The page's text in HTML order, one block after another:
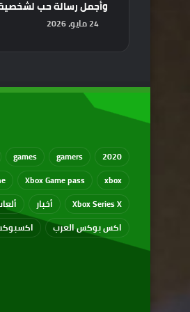
وأجمل رسالة حب لشخصية
24 مايو، 2026
2020
gamers
games
xbox
Xbox Game pass
Xbox Series X
أخبار
اكس بوكس العرب